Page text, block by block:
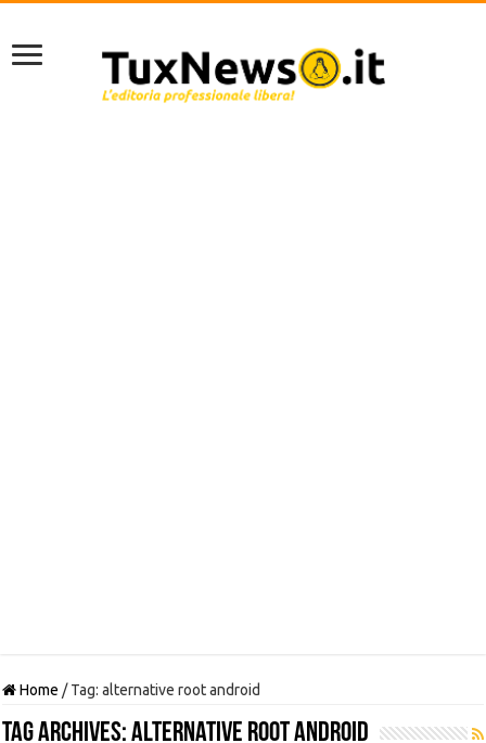
Home / Tag:alternative root android
Tag Archives:alternative root android